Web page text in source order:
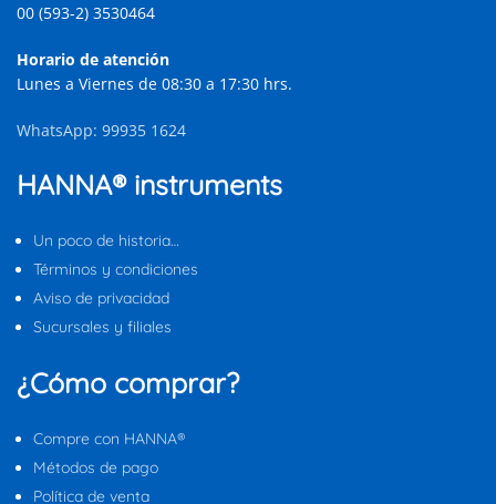
00 (593-2) 3530464
Horario de atención
Lunes a Viernes de 08:30 a 17:30 hrs.
WhatsApp: 99935 1624
HANNA® instruments
Un poco de historia…
Términos y condiciones
Aviso de privacidad
Sucursales y filiales
¿Cómo comprar?
Compre con HANNA®
Métodos de pago
Política de venta